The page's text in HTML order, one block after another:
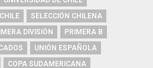
CHILE
SELECCIÓN CHILENA
DIVISIÓN
PRIMERA B
UNIÓN ESPAÑOLA
COPA SUDAMERICANA